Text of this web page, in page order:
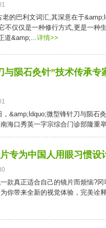
老的巴利文词汇,其深意在于
不仅仅是一种修行方式,更是一种
道&amp;...详情>>
与陨石灸针”技术传承
，&amp;ldquo;微型锋针刀与陨石
海口秀英一字宗综合门诊部隆重
专为中国人用眼习惯设
款真正适合自己的镜片而烦恼?
你带来全新的视觉体验，完美诠